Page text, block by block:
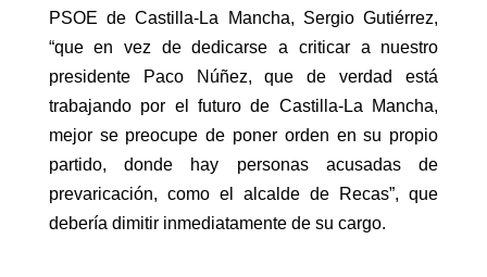
PSOE de Castilla-La Mancha, Sergio Gutiérrez,
“que en vez de dedicarse a criticar a nuestro
presidente Paco Núñez, que de verdad está
trabajando por el futuro de Castilla-La Mancha,
mejor se preocupe de poner orden en su propio
partido, donde hay personas acusadas de
prevaricación, como el alcalde de Recas”, que
debería dimitir inmediatamente de su cargo.